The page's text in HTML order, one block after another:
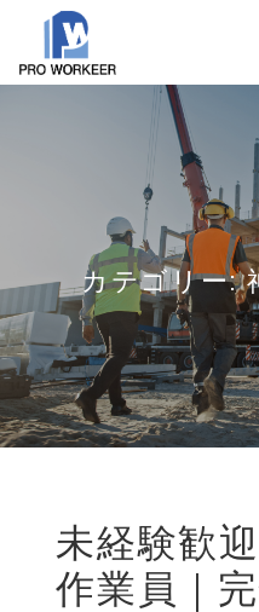
カテゴリー:
未経験歓
作業員｜